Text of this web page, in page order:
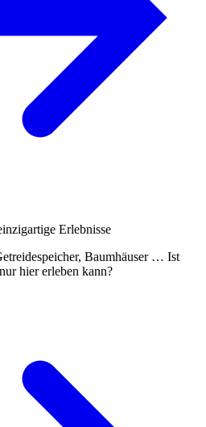
Erlebnisse
Baumhäuser … Ist
hier erleben kann?